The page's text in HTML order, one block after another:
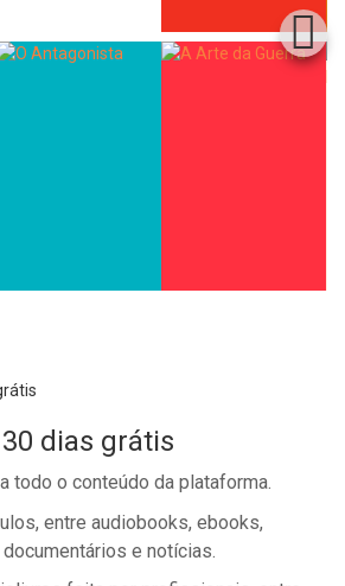
dias grátis
todo o conteúdo da plataforma.
entre audiobooks, ebooks,
e notícias.